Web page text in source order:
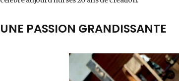
UNE PASSION GRANDISSANTE